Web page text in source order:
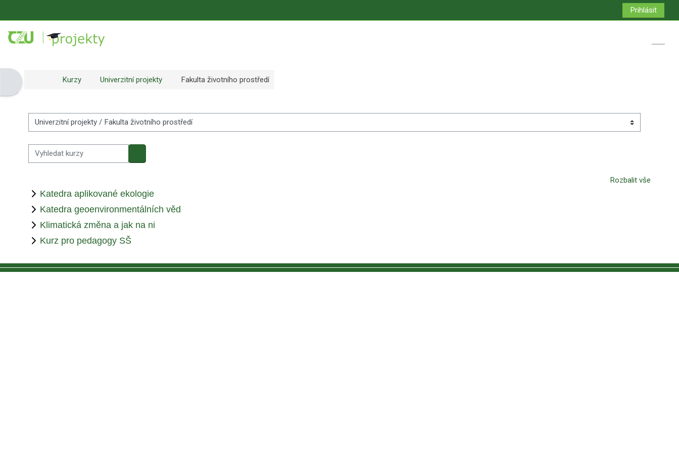
Prihlásit
Otevřít panel blokuKurzy Univerzitní projekty Fakulta životního prostředí
Kategorie kurzů
Vyhledat kurzy
Vyhledat kurzy
Rozbalit vše
Katedra aplikované ekologie
Katedra geoenvironmentálních věd
Klimatická změna a jak na ni
Kurz pro pedagogy SŠ